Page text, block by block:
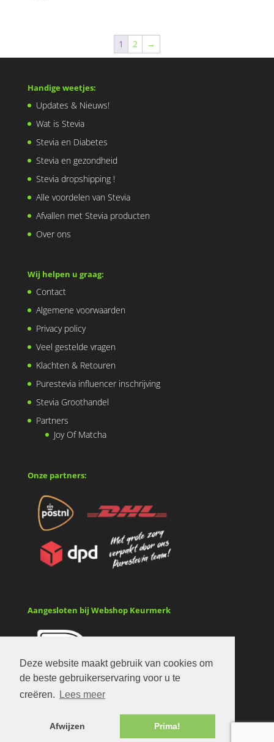
Deze website maakt gebruik van cookies om
de beste gebruikerservaring voor u te
creëren.
Lees meer
Afwijzen Prima!
1 2 →
Handige weetjes:
Updates & Nieuws!
Wat is Stevia
Stevia en Diabetes
Stevia en gezondheid
Stevia dropshipping !
Alle voordelen van Stevia
Afvallen met Stevia producten
Over ons
Wij helpen u graag:
Contact
Algemene voorwaarden
Privacy policy
Veel gestelde vragen
Klachten & Retouren
Purestevia influencer inschrijving
Stevia Groothandel
Partners
Joy Of Matcha
Onze partners:
Aangesloten bij Webshop Keurmerk